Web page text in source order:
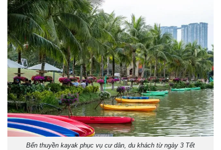
Bến thuyền kayak phục vụ cư dân, du khách từ ngày 3 Tết